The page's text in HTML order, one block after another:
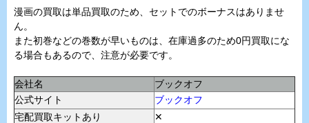
漫画の買取は単品買取のため、セットでのボーナスはありませ
ん。
また初巻などの巻数が早いものは、在庫過多のため0円買取にな
る場合もあるので、注意が必要です。
会社名
ブックオフ
公式サイト
ブックオフ
宅配買取キットあり
✕